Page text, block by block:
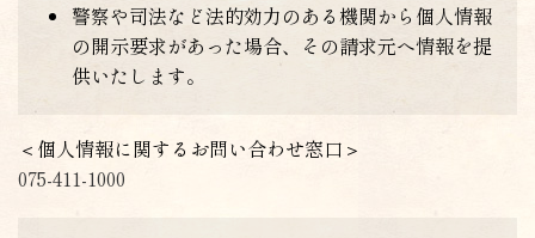
警察や司法など法的効力のある機関から個人情報
の開示要求があった場合、その請求元へ情報を提
供いたします。
＜個人情報に関するお問い合わせ窓口＞
075-411-1000